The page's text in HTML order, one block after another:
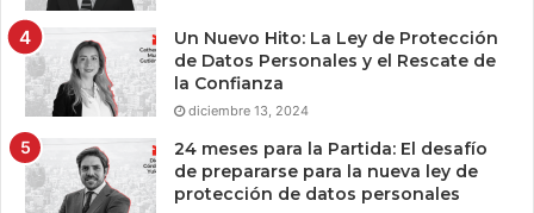
Un Nuevo Hito: La Ley de Protección
de Datos Personales y el Rescate de
la Confianza
diciembre 13, 2024
24 meses para la Partida: El desafío
de prepararse para la nueva ley de
protección de datos personales